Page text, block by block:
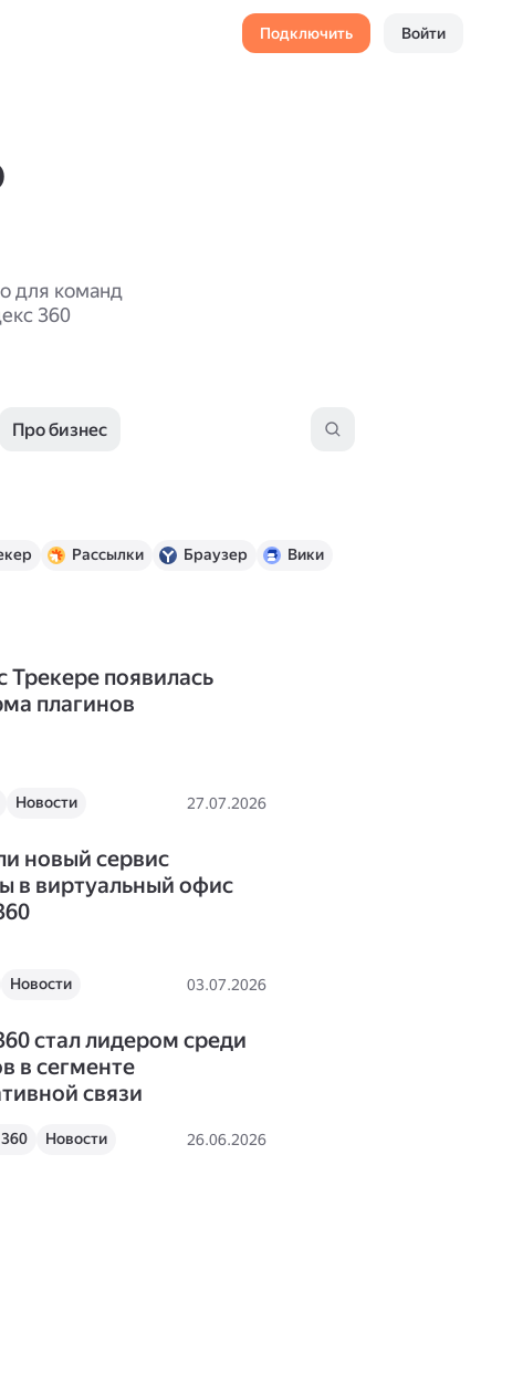
Подключить Войти
для команд
360
Про бизнес
Рассылки Браузер
Вики
Трекере появилась
плагинов
Новости 27.07.2026
новый сервис
в виртуальный офис
Новости 03.07.2026
стал лидером среди
в сегменте
связи
Новости 26.06.2026